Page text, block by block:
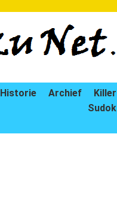
Historie Archief
Killer